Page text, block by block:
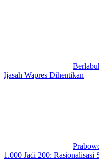
Ijasah Wapres Dihentikan
1.000 Jadi 200: Rasionalisasi